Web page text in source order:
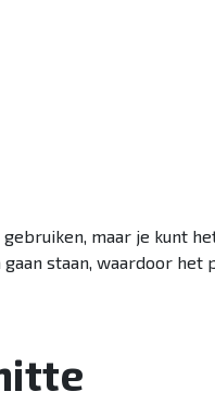
maar je kunt
staan, waardoor het